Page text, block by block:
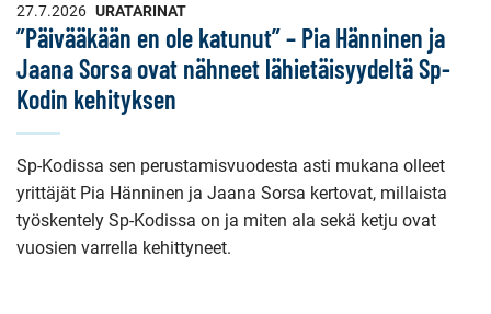
27.7.2026 URATARINAT
”Päivääkään en ole katunut” – Pia Hänninen ja
Jaana Sorsa ovat nähneet lähietäisyydeltä Sp-
Kodin kehityksen
Sp-Kodissa sen perustamisvuodesta asti mukana olleet
yrittäjät Pia Hänninen ja Jaana Sorsa kertovat, millaista
työskentely Sp-Kodissa on ja miten ala sekä ketju ovat
vuosien varrella kehittyneet.